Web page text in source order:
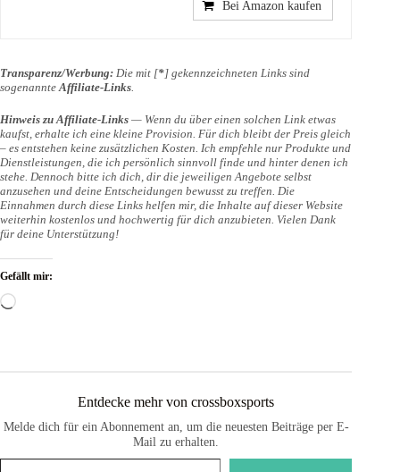
Bei Amazon kaufen
Transparenz/Werbung: Die mit [*] gekennzeichneten Links sind
sogenannteAffiliate-Links.
Hinweis zu Affiliate-Links — Wenn du über einen solchen Link etwas
kaufst, erhalte ich eine kleine Provision. Für dich bleibt der Preis gleich
– es entstehen keine zusätzlichen Kosten. Ich empfehle nur Produkte und
Dienstleistungen, die ich persönlich sinnvoll finde und hinter denen ich
stehe. Dennoch bitte ich dich, dir die jeweiligen Angebote selbst
anzusehen und deine Entscheidungen bewusst zu treffen. Die
Einnahmen durch diese Links helfen mir, die Inhalte auf dieser Website
weiterhin kostenlos und hochwertig für dich anzubieten. Vielen Dank
für deine Unterstützung!
Gefällt mir:
Wird
Entdecke mehr von crossboxsports
Melde dich für ein Abonnement an, um die neuesten Beiträge per E-
Mail zu erhalten.
Gib deine E-Mail-Adresse ein ...